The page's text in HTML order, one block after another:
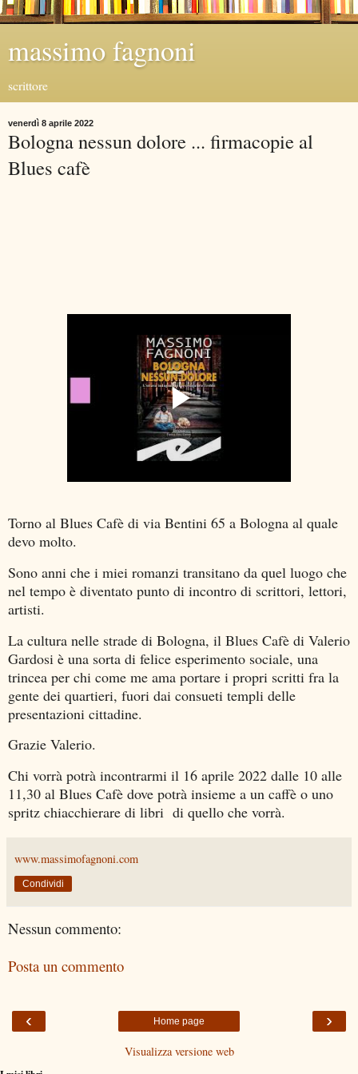
massimo fagnoni
scrittore
venerdì 8 aprile 2022
Bologna nessun dolore ... firmacopie al
Blues cafè
Torno al Blues Cafè di via Bentini 65 a Bologna al quale
devo molto.
Sono anni che i miei romanzi transitano da quel luogo che
nel tempo è diventato punto di incontro di scrittori, lettori,
artisti.
La cultura nelle strade di Bologna, il Blues Cafè di Valerio
Gardosi è una sorta di felice esperimento sociale, una
trincea per chi come me ama portare i propri scritti fra la
gente dei quartieri, fuori dai consueti templi delle
presentazioni cittadine.
Grazie Valerio.
Chi vorrà potrà incontrarmi il 16 aprile 2022 dalle 10 alle
11,30 al Blues Cafè dove potrà insieme a un caffè o uno
spritz chiacchierare di libri di quello che vorrà.
www.massimofagnoni.com
Condividi
Nessun commento:
Posta un commento
‹ ›
Home page
Visualizza versione web